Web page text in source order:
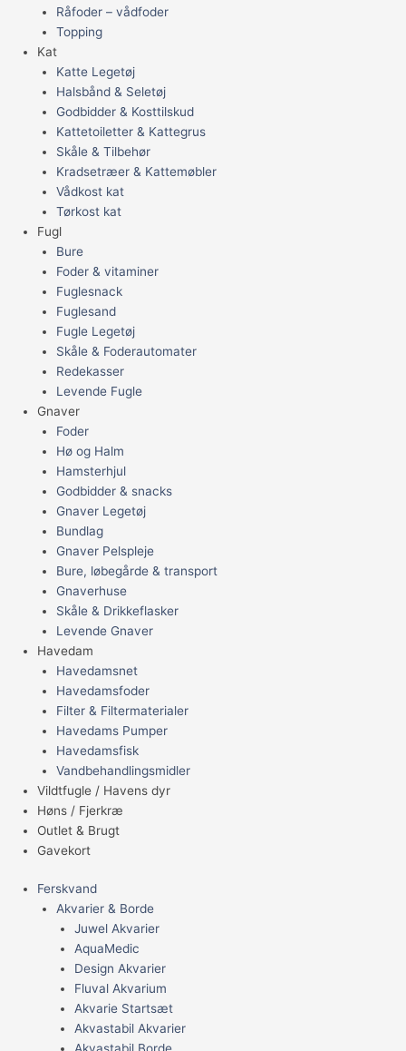
Råfoder – vådfoder
Topping
Kat
Katte Legetøj
Halsbånd & Seletøj
Godbidder & Kosttilskud
Kattetoiletter & Kattegrus
Skåle & Tilbehør
Kradsetræer & Kattemøbler
Vådkost kat
Tørkost kat
Fugl
Bure
Foder & vitaminer
Fuglesnack
Fuglesand
Fugle Legetøj
Skåle & Foderautomater
Redekasser
Levende Fugle
Gnaver
Foder
Hø og Halm
Hamsterhjul
Godbidder & snacks
Gnaver Legetøj
Bundlag
Gnaver Pelspleje
Bure, løbegårde & transport
Gnaverhuse
Skåle & Drikkeflasker
Levende Gnaver
Havedam
Havedamsnet
Havedamsfoder
Filter & Filtermaterialer
Havedams Pumper
Havedamsfisk
Vandbehandlingsmidler
Vildtfugle / Havens dyr
Høns / Fjerkræ
Outlet & Brugt
Gavekort
Ferskvand
Akvarier & Borde
Juwel Akvarier
AquaMedic
Design Akvarier
Fluval Akvarium
Akvarie Startsæt
Akvastabil Akvarier